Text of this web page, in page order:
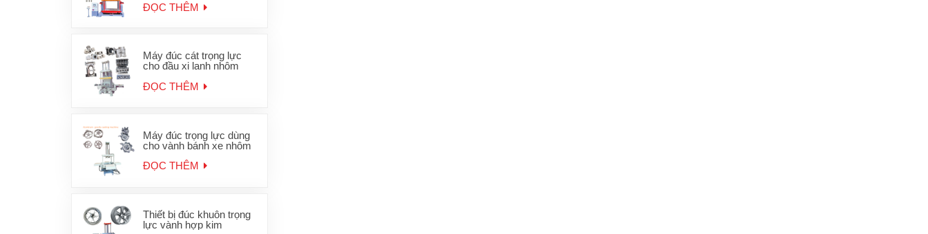
OEM JD-1200
ĐỌC THÊM
Máy đúc cát trọng lực
cho đầu xi lanh nhôm
ĐỌC THÊM
Máy đúc trọng lực dùng
cho vành bánh xe nhôm
ĐỌC THÊM
Thiết bị đúc khuôn trọng
lực vành hợp kim